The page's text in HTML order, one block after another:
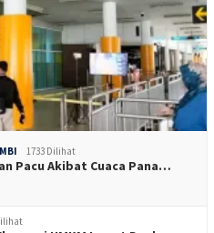
1733 Dilihat
Pacu Akibat Cuaca Pana…